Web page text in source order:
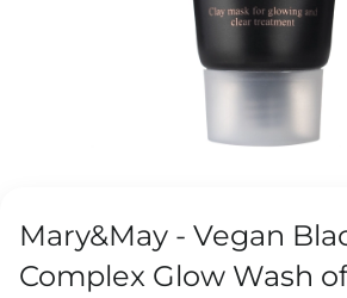
Mary&May - Vegan
Complex Glow Wash